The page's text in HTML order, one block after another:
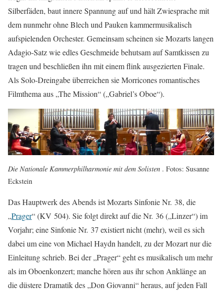
Silberfäden, baut innere Spannung auf und hält Zwiesprache mit
dem nunmehr ohne Blech und Pauken kammermusikalisch
aufspielenden Orchester. Gemeinsam scheinen sie Mozarts langen
Adagio-Satz wie edles Geschmeide behutsam auf Samtkissen zu
tragen und beschließen ihn mit einem flink ausgezierten Finale.
Als Solo-Dreingabe überreichen sie Morricones romantisches
Filmthema aus „The Mission“ („Gabriel’s Oboe“).
Die Nationale Kammerphilharmonie mit dem Solisten . Fotos: Susanne
Eckstein
Das Hauptwerk des Abends ist Mozarts Sinfonie Nr. 38, die
„Prager“ (KV 504). Sie folgt direkt auf die Nr. 36 („Linzer“) im
Vorjahr; eine Sinfonie Nr. 37 existiert nicht (mehr), weil es sich
dabei um eine von Michael Haydn handelt, zu der Mozart nur die
Einleitung schrieb. Bei der „Prager“ geht es musikalisch um mehr
als im Oboenkonzert; manche hören aus ihr schon Anklänge an
die düstere Dramatik des „Don Giovanni“ heraus, auf jeden Fall